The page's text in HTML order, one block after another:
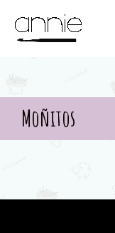
Moñitos